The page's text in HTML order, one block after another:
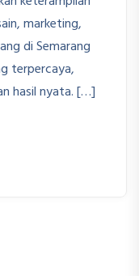
marketing,
di Semarang
terpercaya,
hasil nyata. […]